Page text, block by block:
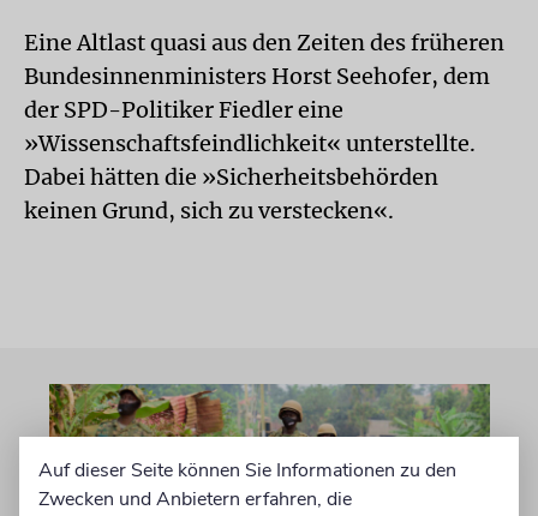
Eine Altlast quasi aus den Zeiten des früheren
Bundesinnenministers Horst Seehofer, dem
der SPD-Politiker Fiedler eine
»Wissenschaftsfeindlichkeit« unterstellte.
Dabei hätten die »Sicherheitsbehörden
keinen Grund, sich zu verstecken«.
Auf dieser Seite können Sie Informationen zu den
Zwecken und Anbietern erfahren, die